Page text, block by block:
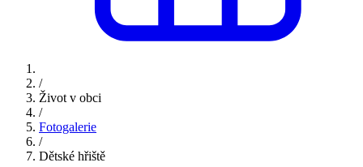
/
Život v obci
/
Fotogalerie
/
Dětské hřiště